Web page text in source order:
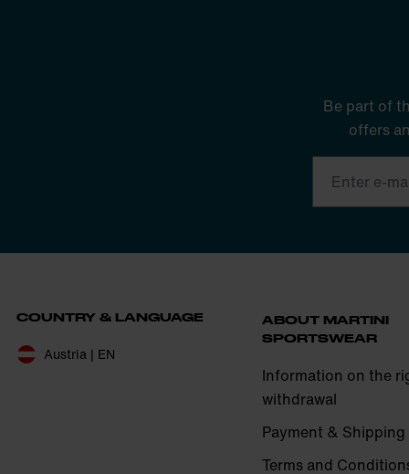
Be part of
offers
COUNTRY & LANGUAGE
Austria | EN
ABOUT MARTINI
SPORTSWEAR
Information on the
withdrawal
Payment & Shipping
Terms and